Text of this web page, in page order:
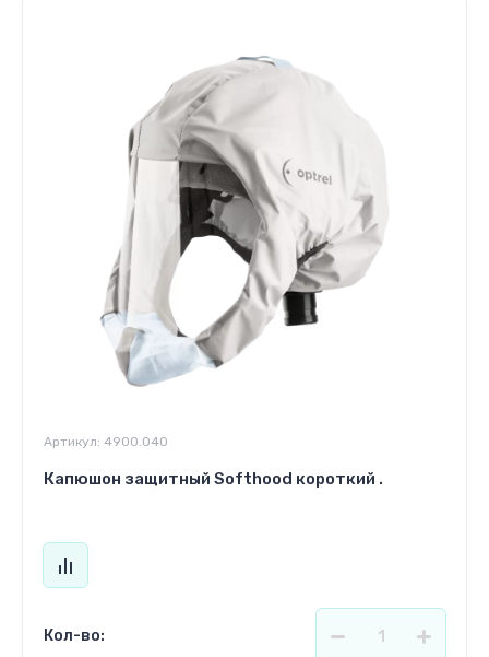
Артикул: 4900.040
Капюшон защитный Softhood короткий .
Кол-во: